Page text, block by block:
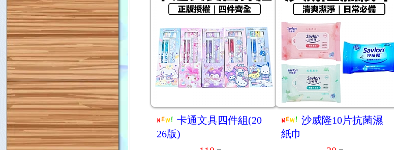
卡通文具四件組(20
26版)
沙威隆10片抗菌濕
紙巾